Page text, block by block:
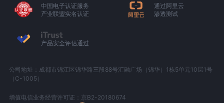
中国电子认证服务
产业联盟实名认证
通过阿里云
渗透测试
产品安全评估通过
公司地址：成都市锦江区锦华路三段88号汇融广场（锦华）1栋5单元10层1号
（C-1005）
增值电信业务经营许可证：京B2-20180674